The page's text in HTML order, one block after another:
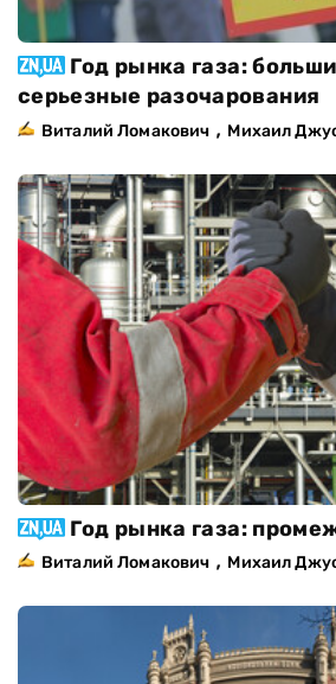
Год рынка газа:
серьезные разочарования
Виталий Ломакович , Михаил
Год рынка газа:
Виталий Ломакович , Михаил